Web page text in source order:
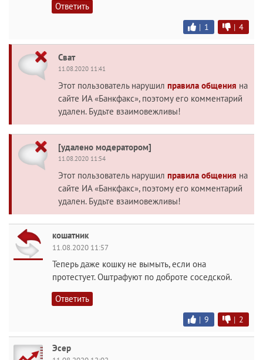
Ответить
| 1 | 4
Сват
11.08.2020 11:41
Этот пользователь нарушил правила общения на
сайте ИА «Банкфакс», поэтому его комментарий
удален. Будьте взаимовежливы!
[удалено модератором]
11.08.2020 11:54
Этот пользователь нарушил правила общения на
сайте ИА «Банкфакс», поэтому его комментарий
удален. Будьте взаимовежливы!
кошатник
11.08.2020 11:57
Теперь даже кошку не вымыть, если она
протестует. Оштрафуют по доброте соседской.
Ответить
| 9 | 2
Эсер